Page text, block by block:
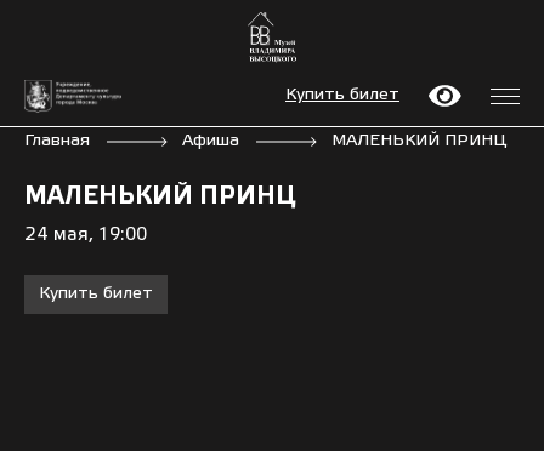
Купить билет
Главная Афиша МАЛЕНЬКИЙ ПРИНЦ
МАЛЕНЬКИЙ ПРИНЦ
24 мая, 19:00
Купить билет